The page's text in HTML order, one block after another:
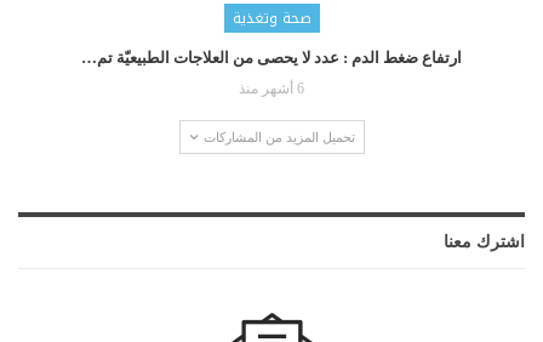
صحة وتغذية
ارتفاع ضغط الدم : عدد لا يحصى من العلاجات الطبيعيّة تم…
6 أشهر منذ
تحميل المزيد من المشاركات
اشترك معنا